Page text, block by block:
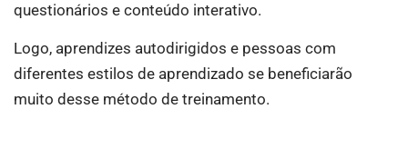
questionários e conteúdo interativo.
Logo, aprendizes autodirigidos e pessoas com
diferentes estilos de aprendizado se beneficiarão
muito desse método de treinamento.